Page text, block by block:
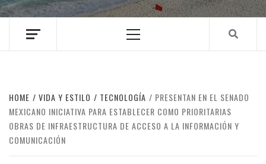
Menu
HOME VIDA Y ESTILO TECNOLOGÍA
PRESENTAN EN EL SENADO
MEXICANO INICIATIVA PARA ESTABLECER COMO PRIORITARIAS
OBRAS DE INFRAESTRUCTURA DE ACCESO A LA INFORMACIÓN Y
COMUNICACIÓN